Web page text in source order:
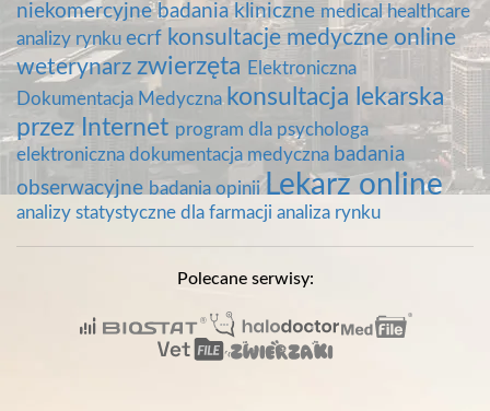
niekomercyjne badania kliniczne medical healthcare
analizy rynku ecrf konsultacje medyczne online
weterynarz zwierzęta
Elektroniczna
Dokumentacja Medyczna konsultacja lekarska
przez Internet program dla psychologa
elektroniczna dokumentacja medyczna badania
obserwacyjne badania opinii Lekarz online
analizy statystyczne dla farmacji analiza rynku
Polecane serwisy: